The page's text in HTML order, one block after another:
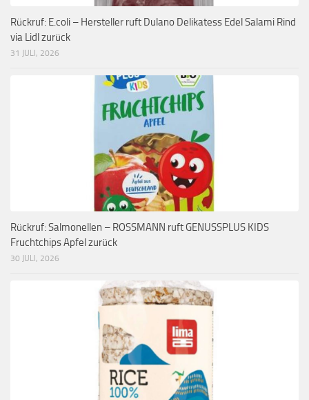
Rückruf: E.coli – Hersteller ruft Dulano Delikatess Edel Salami Rind
via Lidl zurück
31 JULI, 2026
Rückruf: Salmonellen – ROSSMANN ruft GENUSSPLUS KIDS
Fruchtchips Apfel zurück
30 JULI, 2026